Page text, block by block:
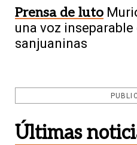
Prensa de luto
una voz
sanjuaninas
Últimas